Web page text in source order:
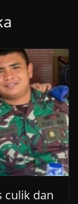
culik dan